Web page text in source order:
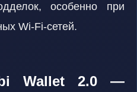
особенно при
Wi-Fi-сетей.
Wallet 2.0 —